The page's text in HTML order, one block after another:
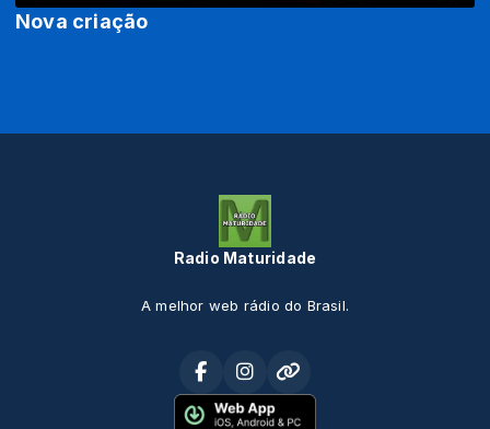
Nova criação
Radio Maturidade
A melhor web rádio do Brasil.